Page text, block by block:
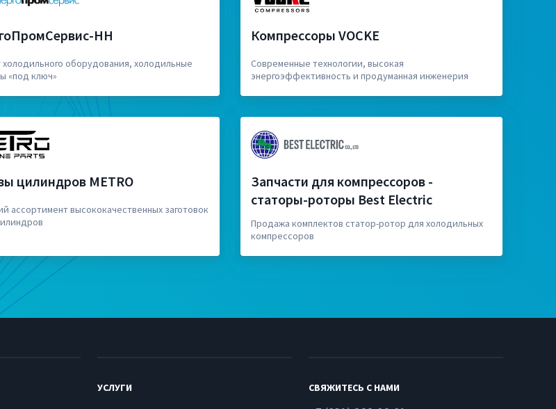
НН
оборудования, холодильные
«под ключ»
Компрессоры VOCKE
Современные технологии, высокая
энергоэффективность и продуманная инженерия
цилиндров METRO
ассортимент высококачественных заготовок
Запчасти для компрессоров -
статоры-роторы Best Electric
Продажа комплектов статор-ротор для холодильных
компрессоров
УСЛУГИ
СВЯЖИТЕСЬ С НАМИ